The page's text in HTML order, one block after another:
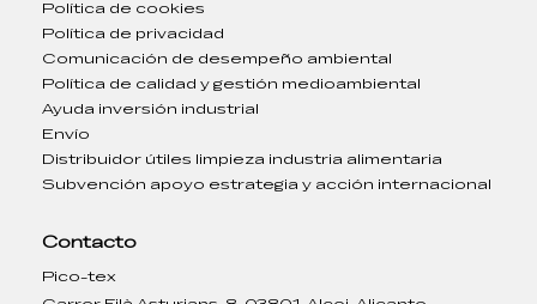
Política de cookies
Política de privacidad
Comunicación de desempeño ambiental
Política de calidad y gestión medioambiental
Ayuda inversión industrial
Envío
Distribuidor útiles limpieza industria alimentaria
Subvención apoyo estrategia y acción internacional
Contacto
Pico-tex